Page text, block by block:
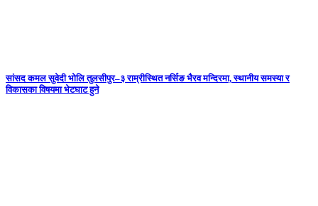
सांसद कमल सुवेदी भोलि तुलसीपुर–३ राम्रीस्थित नर्सिङ भैरव मन्दिरमा, स्थानीय समस्या र
विकासका विषयमा भेटघाट हुने